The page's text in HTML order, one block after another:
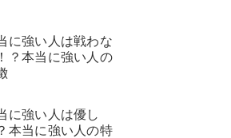
に強い人は戦わな
？本当に強い人の
に強い人は優し
本当に強い人の特